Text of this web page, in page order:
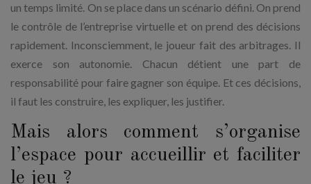
un temps limité. On se place dans un scénario défini. On prend
le contrôle de l’entreprise virtuelle et on prend des décisions
rapidement. Inconsciemment, le joueur fait des arbitrages. Il
exerce son autonomie. Chacun détient une part de
responsabilité pour faire gagner son équipe. Et ces décisions,
il faut les construire, les expliquer, les justifier.
Mais alors comment s’organise
l’espace pour accueillir et faciliter
le jeu ?